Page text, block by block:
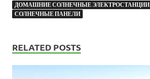
ДОМАШНИЕ СОЛНЕЧНЫЕ ЭЛЕКТРОСТАНЦИИ
СОЛНЕЧНЫЕ ПАНЕЛИ
RELATED POSTS